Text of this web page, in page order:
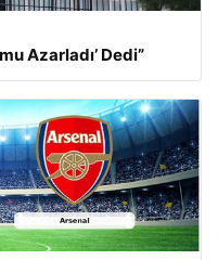
Azarladı’ Dedi”